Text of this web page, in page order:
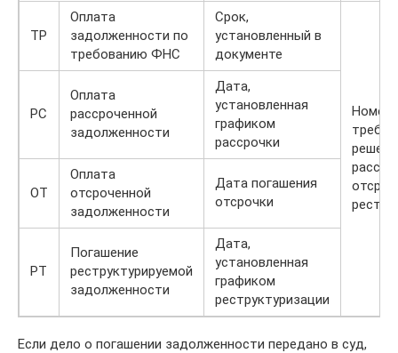
ТР
Оплата
задолженности по
требованию ФНС
Срок,
установленный в
документе
Номер
РС
Оплата
рассроченной
задолженности
Дата,
установленная
графиком
рассрочки
ОТ
Оплата
отсроченной
задолженности
Дата погашения
отсрочки
РТ
Погашение
реструктурируемой
задолженности
Дата,
установленная
графиком
реструктуризации
Если дело о погашении задолженности передано в суд,